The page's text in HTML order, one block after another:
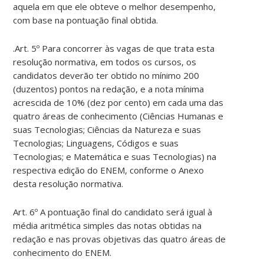
aquela em que ele obteve o melhor desempenho,
com base na pontuação final obtida.
.Art. 5º Para concorrer às vagas de que trata esta
resolução normativa, em todos os cursos, os
candidatos deverão ter obtido no mínimo 200
(duzentos) pontos na redação, e a nota mínima
acrescida de 10% (dez por cento) em cada uma das
quatro áreas de conhecimento (Ciências Humanas e
suas Tecnologias; Ciências da Natureza e suas
Tecnologias; Linguagens, Códigos e suas
Tecnologias; e Matemática e suas Tecnologias) na
respectiva edição do ENEM, conforme o Anexo
desta resolução normativa.
Art. 6º A pontuação final do candidato será igual à
média aritmética simples das notas obtidas na
redação e nas provas objetivas das quatro áreas de
conhecimento do ENEM.